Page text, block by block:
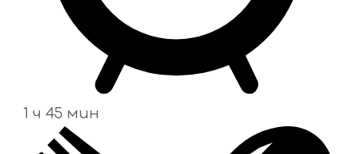
1 ч 45 мин